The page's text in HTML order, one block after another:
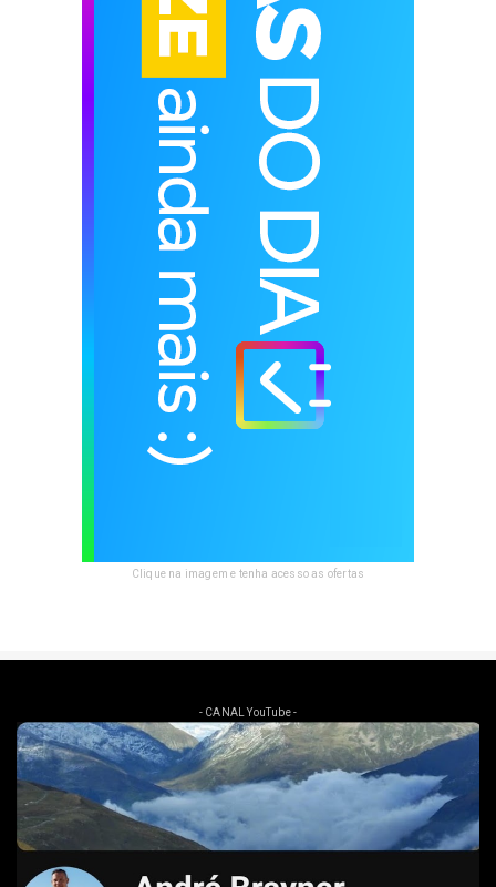
Clique na imagem e tenha acesso as ofertas
- CANAL YouTube -